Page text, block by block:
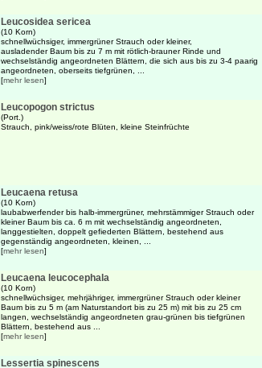
Leucosidea sericea
(10 Korn)
schnellwüchsiger, immergrüner Strauch oder kleiner,
ausladender Baum bis zu 7 m mit rötlich-brauner Rinde und
wechselständig angeordneten Blättern, die sich aus bis zu 3-4 paarig
angeordneten, oberseits tiefgrünen, ...
[mehr lesen]
Leucopogon strictus
(Port.)
Strauch, pink/weiss/rote Blüten, kleine Steinfrüchte
Leucaena retusa
(10 Korn)
laubabwerfender bis halb-immergrüner, mehrstämmiger Strauch oder
kleiner Baum bis ca. 6 m mit wechselständig angeordneten,
langgestielten, doppelt gefiederten Blättern, bestehend aus
gegenständig angeordneten, kleinen, ...
[mehr lesen]
Leucaena leucocephala
(10 Korn)
schnellwüchsiger, mehrjähriger, immergrüner Strauch oder kleiner
Baum bis zu 5 m (am Naturstandort bis zu 25 m) mit bis zu 25 cm
langen, wechselständig angeordneten grau-grünen bis tiefgrünen
Blättern, bestehend aus ...
[mehr lesen]
Lessertia spinescens